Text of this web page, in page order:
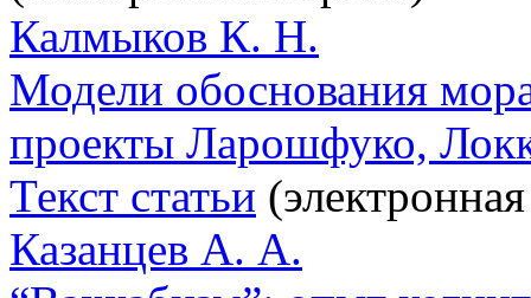
Калмыков К. Н.
Модели обоснования
проекты Ларошфуко,
Текст статьи
Казанцев А. А.